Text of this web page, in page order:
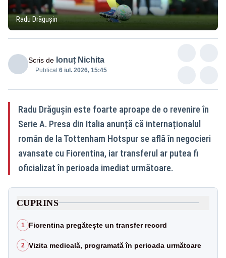
Radu Drăgușin
Scris de Ionuț Nichita
Publicat:6 iul. 2026, 15:45
Radu Drăgușin este foarte aproape de o revenire în
Serie A. Presa din Italia anunță că internaționalul
român de la Tottenham Hotspur se află în negocieri
avansate cu Fiorentina, iar transferul ar putea fi
oficializat în perioada imediat următoare.
CUPRINS
1 Fiorentina pregătește un transfer record
2 Vizita medicală, programată în perioada următoare